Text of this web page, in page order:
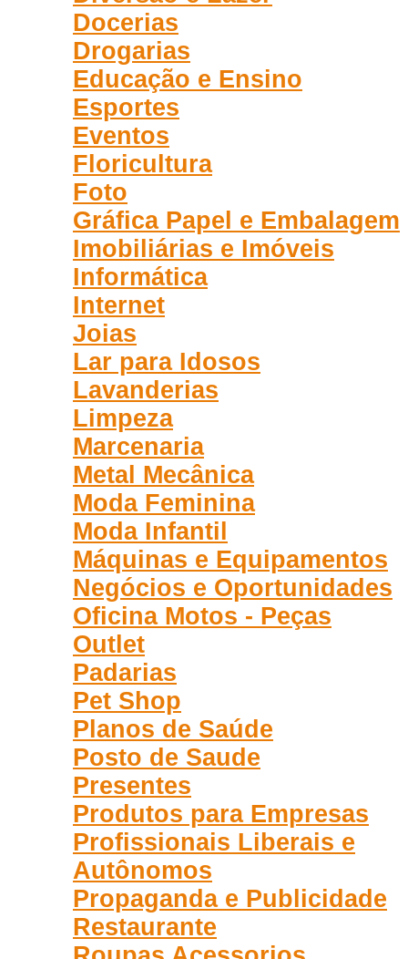
Docerias
Drogarias
Educação e Ensino
Esportes
Eventos
Floricultura
Foto
Gráfica Papel e Embalagem
Imobiliárias e Imóveis
Informática
Internet
Joias
Lar para Idosos
Lavanderias
Limpeza
Marcenaria
Metal Mecânica
Moda Feminina
Moda Infantil
Máquinas e Equipamentos
Negócios e Oportunidades
Oficina Motos - Peças
Outlet
Padarias
Pet Shop
Planos de Saúde
Posto de Saude
Presentes
Produtos para Empresas
Profissionais Liberais e
Autônomos
Propaganda e Publicidade
Restaurante